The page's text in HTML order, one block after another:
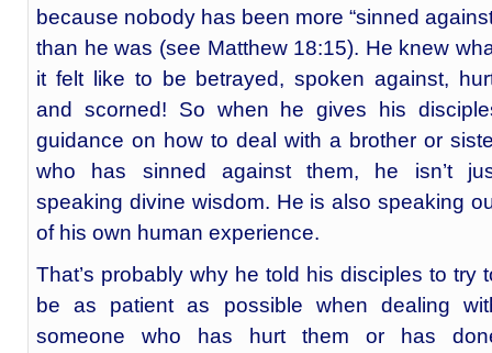
because nobody has been more “sinned
than he was (see Matthew 18:15). He knew
it felt like to be betrayed, spoken against,
and scorned! So when he gives his
guidance on how to deal with a brother or
who has sinned against them, he isn’t
speaking divine wisdom. He is also speaking
of his own human experience.
That’s probably why he told his disciples to try
be as patient as possible when dealing
someone who has hurt them or has